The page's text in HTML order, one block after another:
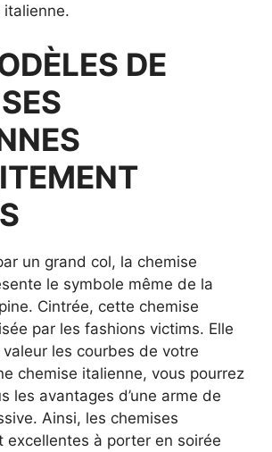
DE
un grand col, la chemise
le symbole même de la
Cintrée, cette chemise
par les fashions victims. Elle
les courbes de votre
chemise italienne, vous pourrez
les avantages d’une arme de
Ainsi, les chemises
excellentes à porter en soirée